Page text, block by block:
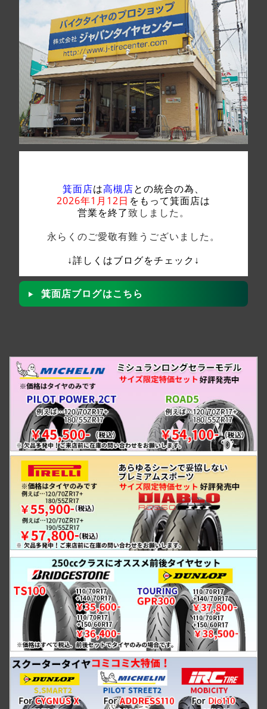
箕面店は高槻店との統合の為、
2026年1月12日 をもって箕面店は
営業を終了致しました。
永らくのご愛敬有難うございました。
↓詳しくはブログをチェック↓
箕面店ブログはこちら